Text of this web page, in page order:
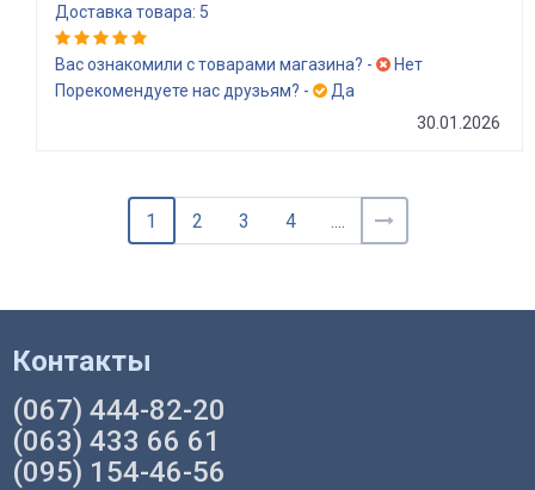
Доставка товара: 5
Вас ознакомили с товарами магазина? -
Нет
Порекомендуете нас друзьям? -
Да
30.01.2026
1 2 3 4 ....
Контакты
(067) 444-82-20
(063) 433 66 61
(095) 154-46-56